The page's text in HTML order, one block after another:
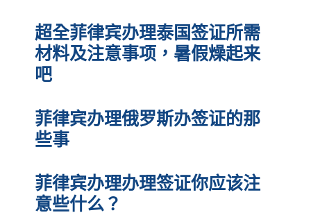
超全菲律宾办理泰国签证所需
材料及注意事项，暑假燥起来
吧
菲律宾办理俄罗斯办签证的那
些事
菲律宾办理办理签证你应该注
意些什么？